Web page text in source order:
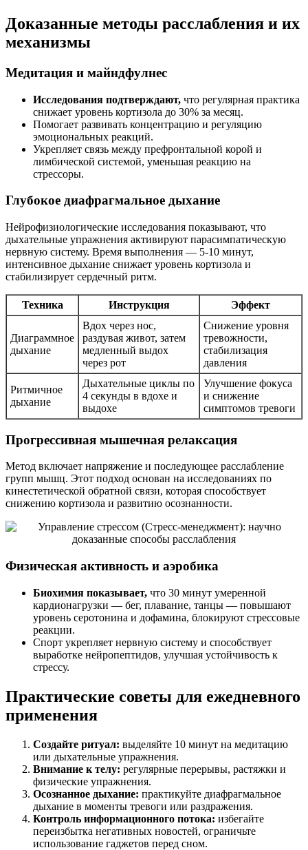
Доказанные методы расслабления и их
механизмы
Медитация и майндфулнес
Исследования подтверждают, что регулярная практика
снижает уровень кортизола до 30% за месяц.
Помогает развивать концентрацию и регуляцию
эмоциональных реакций.
Укрепляет связь между префронтальной корой и
лимбической системой, уменьшая реакцию на
стрессоры.
Глубокое диафрагмальное дыхание
Нейрофизиологические исследования показывают, что
дыхательные упражнения активируют парасимпатическую
нервную систему. Время выполнения — 5-10 минут,
интенсивное дыхание снижает уровень кортизола и
стабилизирует сердечный ритм.
Техника Инструкция Эффект
Диаграммное
дыхание
Вдох через нос,
раздувая живот, затем
медленный выдох
через рот
Снижение уровня
тревожности,
стабилизация
давления
Ритмичное
дыхание
Дыхательные циклы по
4 секунды в вдохе и
выдохе
Улучшение фокуса
и снижение
симптомов тревоги
Прогрессивная мышечная релаксация
Метод включает напряжение и последующее расслабление
групп мышц. Этот подход основан на исследованиях по
кинестетической обратной связи, которая способствует
снижению кортизола и развитию осознанности.
Физическая активность и аэробика
Биохимия показывает, что 30 минут умеренной
кардионагрузки — бег, плавание, танцы — повышают
уровень серотонина и дофамина, блокируют стрессовые
реакции.
Спорт укрепляет нервную систему и способствует
выработке нейропептидов, улучшая устойчивость к
стрессу.
Практические советы для ежедневного
применения
Создайте ритуал: выделяйте 10 минут на медитацию
или дыхательные упражнения.
Внимание к телу: регулярные перерывы, растяжки и
физические упражнения.
Осознанное дыхание: практикуйте диафрагмальное
дыхание в моменты тревоги или раздражения.
Контроль информационного потока: избегайте
переизбытка негативных новостей, ограничьте
использование гаджетов перед сном.